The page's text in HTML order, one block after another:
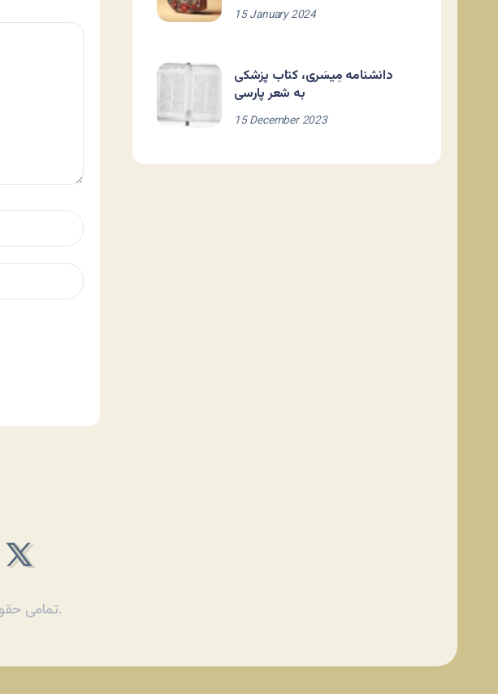
15 January 2024
دانشنامه مِیسَری، کتاب پزشکی
به شعر پارسی
15 December 2023
تمامی حقوق برای عصیان محفوظ است.